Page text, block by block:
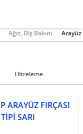
Ağız, Diş Bakım Arayüz
Filtreleme